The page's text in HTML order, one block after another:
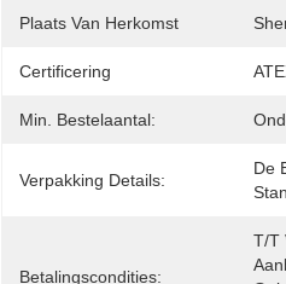
Plaats Van Herkomst
Certificering
Min. Bestelaantal:
Verpakking Details:
De
Betalingscondities:
T/T